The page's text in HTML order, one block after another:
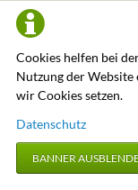
Cookies helfen bei
Nutzung der Website
wir Cookies setzen.
Datenschutz
BANNER